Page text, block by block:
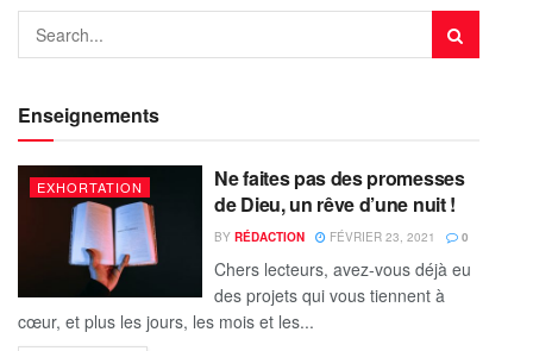
Enseignements
EXHORTATION
Ne faites pas des promesses
de Dieu, un rêve d’une nuit !
BY RÉDACTION FÉVRIER 23, 2021 0
Chers lecteurs, avez-vous déjà eu
des projets qui vous tiennent à
cœur, et plus les jours, les mois et les...